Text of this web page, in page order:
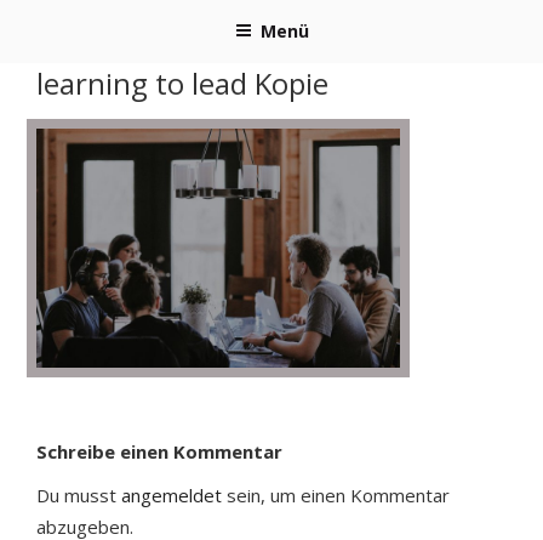
springen
Menü
learning to lead Kopie
Schreibe einen Kommentar
Du musst angemeldet sein, um einen Kommentar
abzugeben.